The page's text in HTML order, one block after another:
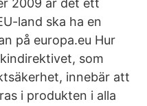
2009 är det ett
land ska ha en
på europa.eu Hur
som
innebär att
i produkten i alla